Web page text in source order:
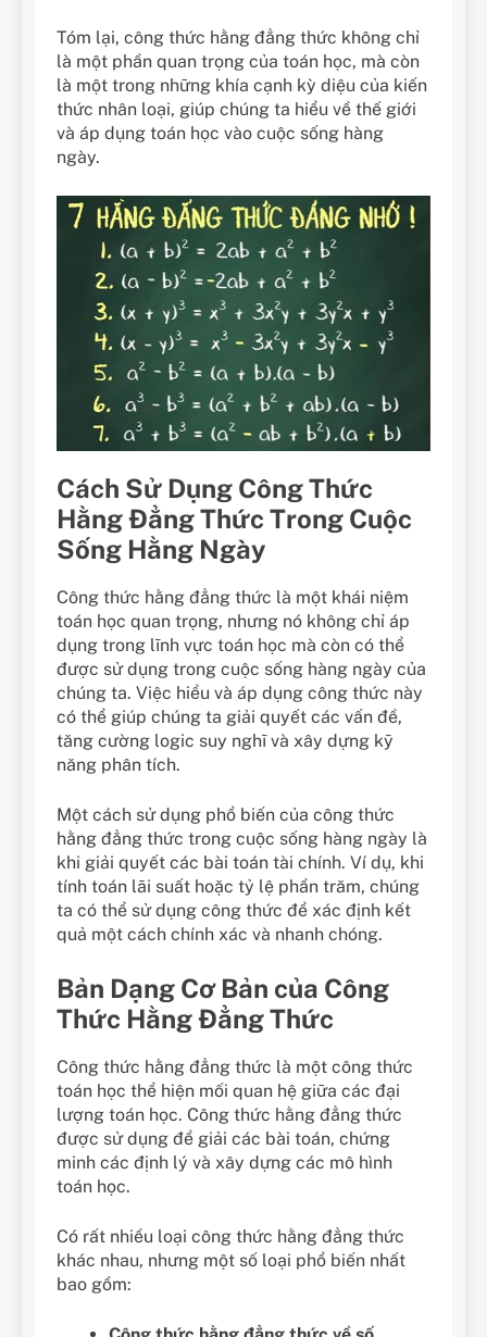
Tóm lại, công thức hằng đẳng thức không chỉ
là một phần quan trọng của toán học, mà còn
là một trong những khía cạnh kỳ diệu của kiến
thức nhân loại, giúp chúng ta hiểu về thế giới
và áp dụng toán học vào cuộc sống hàng
ngày.
Cách Sử Dụng Công Thức
Hằng Đẳng Thức Trong Cuộc
Sống Hằng Ngày
Công thức hằng đẳng thức là một khái niệm
toán học quan trọng, nhưng nó không chỉ áp
dụng trong lĩnh vực toán học mà còn có thể
được sử dụng trong cuộc sống hàng ngày của
chúng ta. Việc hiểu và áp dụng công thức này
có thể giúp chúng ta giải quyết các vấn đề,
tăng cường logic suy nghĩ và xây dựng kỹ
năng phân tích.
Một cách sử dụng phổ biến của công thức
hằng đẳng thức trong cuộc sống hàng ngày là
khi giải quyết các bài toán tài chính. Ví dụ, khi
tính toán lãi suất hoặc tỷ lệ phần trăm, chúng
ta có thể sử dụng công thức để xác định kết
quả một cách chính xác và nhanh chóng.
Bản Dạng Cơ Bản của Công
Thức Hằng Đẳng Thức
Công thức hằng đẳng thức là một công thức
toán học thể hiện mối quan hệ giữa các đại
lượng toán học. Công thức hằng đẳng thức
được sử dụng để giải các bài toán, chứng
minh các định lý và xây dựng các mô hình
toán học.
Có rất nhiều loại công thức hằng đẳng thức
khác nhau, nhưng một số loại phổ biến nhất
bao gồm: